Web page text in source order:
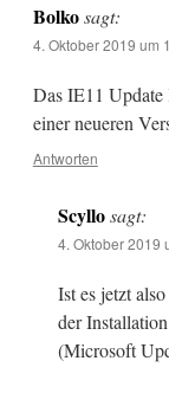
Bolko sagt:
4. Oktober 2019 um
Das IE11
einer neueren
Antworten
Scyllo sagt:
4. Oktober 2019
Ist es jetzt
der
(Microsoft